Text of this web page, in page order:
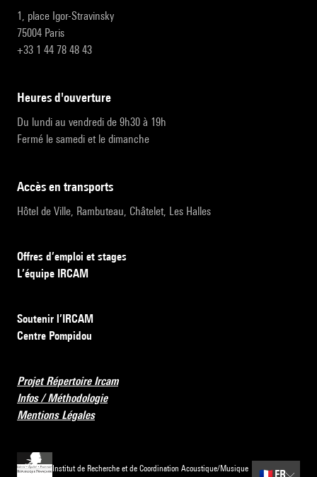
1, place Igor-Stravinsky
75004 Paris
+33 1 44 78 48 43
heures d'ouverture
Du lundi au vendredi de 9h30 à 19h
Fermé le samedi et le dimanche
accès en transports
Hôtel de Ville, Rambuteau, Châtelet, Les Halles
Offres d’emploi et stages
L’équipe IRCAM
Soutenir l’IRCAM
Centre Pompidou
Projet Répertoire Ircam
Infos / Méthodologie
Mentions Légales
Institut de Recherche et de Coordination Acoustique/Musique